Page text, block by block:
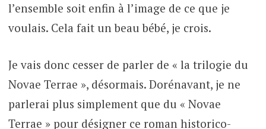
l’ensemble soit enfin à l’image de ce que je
voulais. Cela fait un beau bébé, je crois.
Je vais donc cesser de parler de « la trilogie du
Novae Terrae », désormais. Dorénavant, je ne
parlerai plus simplement que du « Novae
Terrae » pour désigner ce roman historico-